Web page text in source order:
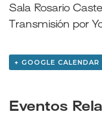
Sala Rosario
Transmisión por
+ GOOGLE CALENDAR
Eventos